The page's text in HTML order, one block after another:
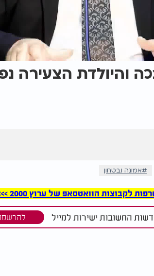
והיולדת הצעירה
אמונה ובטחון
הוואטסאפ של ערוץ 2000 >>>
החשובות ישירות למייל